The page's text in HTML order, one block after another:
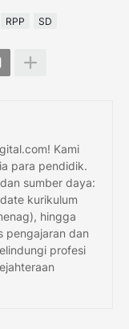
RPP SD
Kami
para pendidik.
sumber daya:
kurikulum
hingga
pengajaran dan
profesi